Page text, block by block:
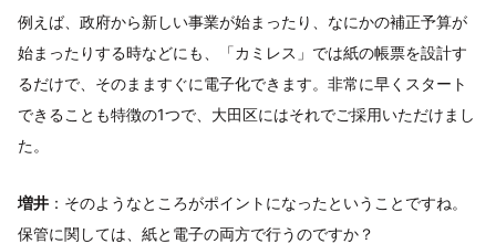
例えば、政府から新しい事業が始まったり、なにかの補正予算が
始まったりする時などにも、「カミレス」では紙の帳票を設計す
るだけで、そのまますぐに電子化できます。非常に早くスタート
できることも特徴の1つで、大田区にはそれでご採用いただけまし
た。
増井 ：そのようなところがポイントになったということですね。
保管に関しては、紙と電子の両方で行うのですか？